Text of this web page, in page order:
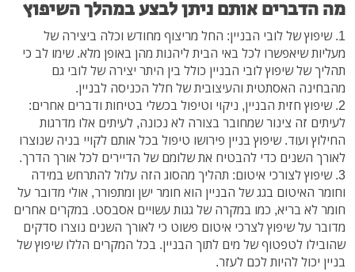
מה הדברים אותם ניתן לבצע במהלך השיפוץ
1. שיפוץ של לובי הבניין: החל מריצוף מחודש וכלה ביצירה של
מעליות שיאפשרו לכל באי הבית ליהנות מהן באופן מלא. שימו לב כי
תהליך של שיפוץ לובי הבניין כולל בין היתר יצירה של לובי גם
מהבחינה האסתטית והעיצובית של חלל הכניסה לבניין.
2. שיפוץ חזית הבניין, ניקוי וטיפול בכשלי בטיחות ודברים אחרים:
לעיתים זה צינור שמחובר בצורה לא נכונה, לעיתים אלו מדרגות
החילוץ ועוד. שיפוץ בניין פירושו טיפול בכל אותם לקויי בניה שנוצרו
לאורך השנים כדי להבטיח את שלומם של הדיירים לכל אורך הדרך.
3. שיפוץ לצורכי איטום: תהליך מהסוג הזה עלול להתרחש במידה
וחומר האיטום בגג של הבניין הוא חומר ישן ומתפורר, אולי מדובר על
חומר לא בריא, כמו במקרה של גגות עשויים אסבסט. במקרים אחרים
מדובר על שיפוץ לצרכי איטום פשוט כי לאורך השנים נוצרו סדקים
שהובילו לטפטוף של מים לתוך הבניין. בכל המקרים הללו שיפוץ של
בניין יכול להיות לכם לעזר.